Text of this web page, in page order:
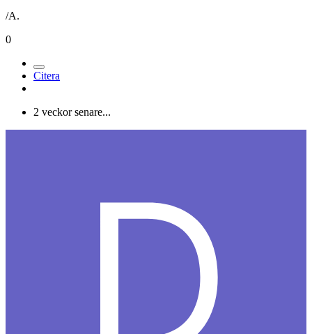
/A.
0
Citera
2 veckor senare...